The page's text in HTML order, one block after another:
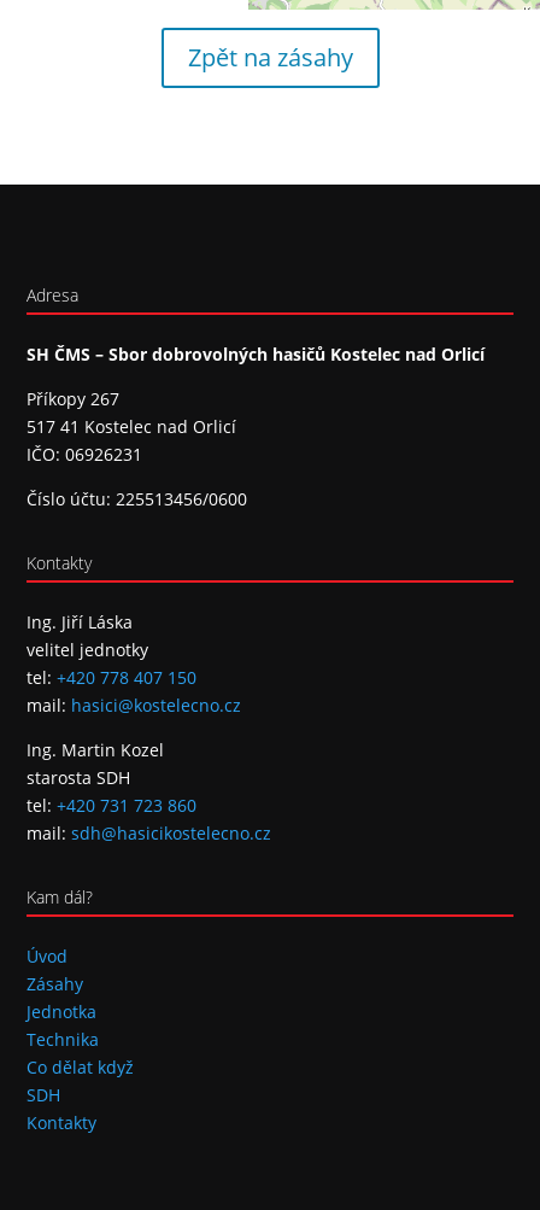
+−
Leaflet |©OpenStreetMapcontributors
Zpět na zásahy
Adresa
SH ČMS – Sbor dobrovolných hasičů Kostelec nad Orlicí
Příkopy 267
517 41 Kostelec nad Orlicí
IČO: 06926231
Číslo účtu: 225513456/0600
Kontakty
Ing. Jiří Láska
velitel jednotky
tel:+420 778 407 150
mail: hasici@kostelecno.cz
Ing. Martin Kozel
starosta SDH
tel:+420 731 723 860
mail:sdh@hasicikostelecno.cz
Kam dál?
Úvod
Zásahy
Jednotka
Technika
Co dělat když
SDH
Kontakty